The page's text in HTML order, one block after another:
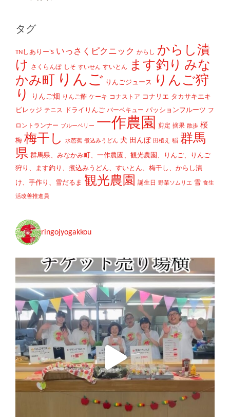
タグ
TNしありー'S いっさくピクニック からし からし漬
け
さくらんぼ しそ すいせん すいとん ます釣り みな
かみ町
りんご りんごジュース
りんご狩
り
りんご畑 りんご酢 ケーキ コナストア コナリエ タカサキエキ
ビレッジ テニス ドライりんご バーベキュー パッションフルーツ フ
ロントランナー ブルーベリー 一作農園 剪定 摘果 散歩 桜
梅 梅干し 水芭蕉 煮込みうどん 犬 田んぼ 田植え 稲 群馬
県 群馬県、みなかみ町、一作農園、観光農園、りんご、りんご
狩り、ます釣り、煮込みうどん、すいとん、梅干し、からし漬
け、手作り、雪だるま 観光農園 誕生日 野菜ソムリエ 雪 食生
活改善推進員
ringojyogakkou